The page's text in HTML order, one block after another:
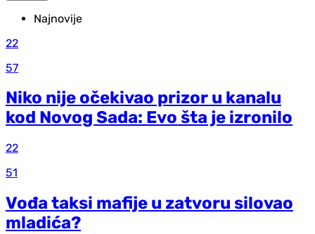
Najnovije
22
57
Niko nije očekivao prizor u kanalu
kod Novog Sada: Evo šta je izronilo
22
51
Vođa taksi mafije u zatvoru silovao
mladića?